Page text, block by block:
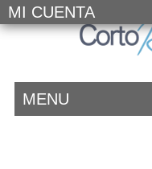
MI CUENTA
MENU